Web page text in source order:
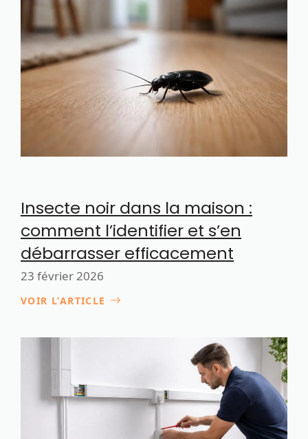
Insecte noir dans la maison :
comment l’identifier et s’en
débarrasser efficacement
23 février 2026
VOIR L’ARTICLE